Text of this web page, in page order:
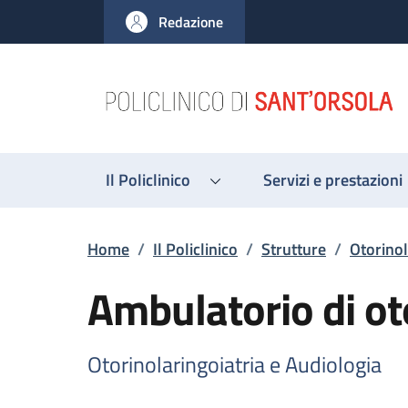
al contenuto principale
to footer content
Redazione
Il Policlinico Servizi e prestazioni
Briciole di pane
Home / Il Policlinico / Strutture /
Ambulatorio di
Otorinolaringoiatria e Audiologia